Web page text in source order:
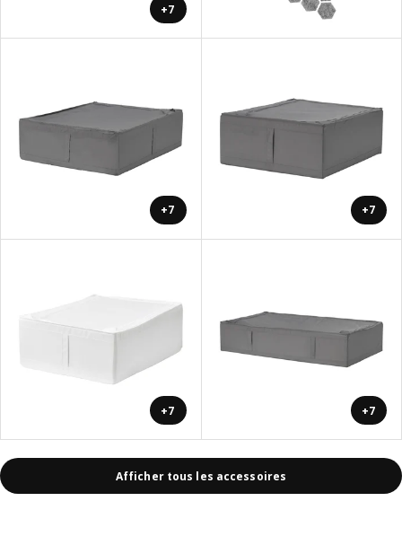
+7
+7 +7
+7 +7
Afficher tous les accessoires